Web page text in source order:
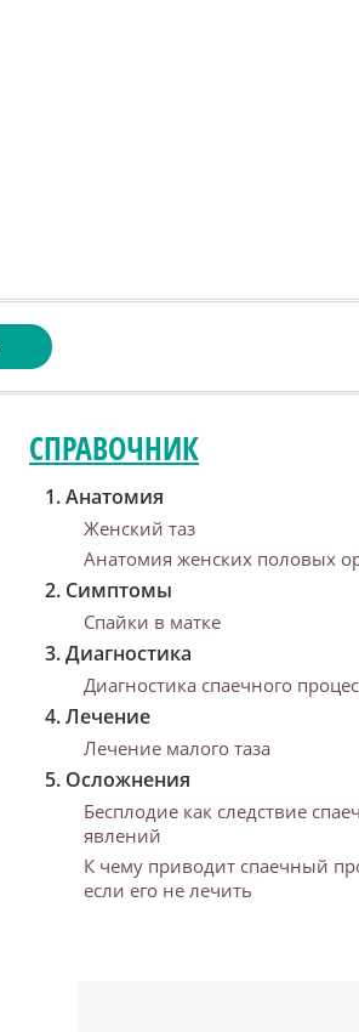
СПРАВОЧНИК
Анатомия
Женский таз
Анатомия женских половых
Симптомы
Спайки в матке
Диагностика
Диагностика спаечного
Лечение
Лечение малого таза
Осложнения
Бесплодие как следствие
явлений
К чему приводит спаечный
если его не лечить